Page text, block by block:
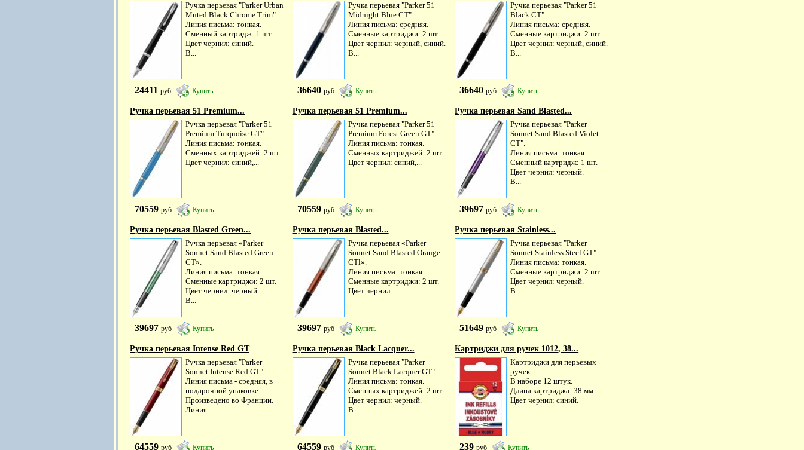
Ручка перьевая "Parker Urban
Muted Black Chrome Trim".
Линия письма: тонкая.
Сменный картридж: 1 шт.
Цвет чернил: синий.
В...
24411 руб Купить
Ручка перьевая "Parker 51
Midnight Blue CT".
Линия письма: средняя.
Сменные картриджи: 2 шт.
Цвет чернил: черный, синий.
В...
36640 руб Купить
Ручка перьевая "Parker 51
Black CT".
Линия письма: средняя.
Сменные картриджи: 2 шт.
Цвет чернил: черный, синий.
В...
36640руб Купить
Ручка перьевая 51 Premium...
Ручка перьевая "Parker 51
Premium Turquoise GT"
Линия письма: тонкая.
Сменных картриджей: 2 шт.
Цвет чернил: синий,...
70559 руб Купить
Ручка перьевая 51 Premium...
Ручка перьевая "Parker 51
Premium Forest Green GT".
Линия письма: тонкая.
Сменных картриджей: 2 шт.
Цвет чернил: синий,...
70559 руб Купить
Ручка перьевая Sand Blasted...
Ручка перьевая "Parker
Sonnet Sand Blasted Violet
CT".
Линия письма: тонкая.
Сменный картридж: 1 шт.
Цвет чернил: черный.
В...
39697руб Купить
Ручка перьевая Blasted Green...
Ручка перьевая «Parker
Sonnet Sand Blasted Green
CT».
Линия письма: тонкая.
Сменные картриджи: 2 шт.
Цвет чернил: черный.
В...
39697 руб Купить
Ручка перьевая Blasted...
Ручка перьевая «Parker
Sonnet Sand Blasted Orange
CTl».
Линия письма: тонкая.
Сменные картриджи: 2 шт.
Цвет чернил:...
39697 руб Купить
Ручка перьевая Stainless...
Ручка перьевая "Parker
Sonnet Stainless Steel GT".
Линия письма: тонкая.
Сменные картриджи: 2 шт.
Цвет чернил: черный.
В...
51649руб Купить
Ручка перьевая Intense Red GT
Ручка перьевая "Parker
Sonnet Intense Red GT".
Линия письма - средняя, в
подарочной упаковке.
Произведено во Франции.
Линия...
64559 руб Купить
Ручка перьевая Black Lacquer...
Ручка перьевая "Parker
Sonnet Black Lacquer GT".
Линия письма: тонкая.
Сменных картриджей: 2 шт.
Цвет чернил: черный.
В...
64559 руб Купить
Картриджи для ручек 1012, 38...
Картриджи для перьевых
ручек.
В наборе 12 штук.
Длина картриджа: 38 мм.
Цвет чернил: синий.
239руб Купить